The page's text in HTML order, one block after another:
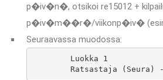
p�iv�n�, otsikoi re15012 +
p�iv�m��r�/viikonp�iv� (esim.
Seuraavassa muodossa:
Ratsastaja (Seura)